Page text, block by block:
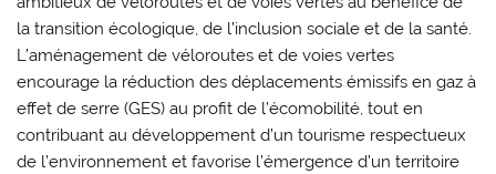
la transition écologique, de l’inclusion sociale et de la santé.
L’aménagement de véloroutes et de voies vertes
encourage la réduction des déplacements émissifs en gaz à
effet de serre (GES) au profit de l’écomobilité, tout en
contribuant au développement d’un tourisme respectueux
de l’environnement et favorise l’émergence d’un territoire